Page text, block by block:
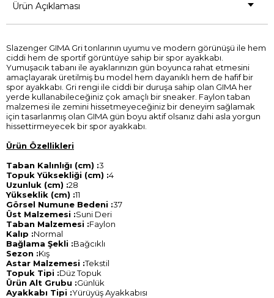
Ürün Açıklaması
Slazenger GIMA Gri tonlarının uyumu ve modern görünüşü ile hem
ciddi hem de sportif görüntüye sahip bir spor ayakkabı.
Yumuşacık tabanı ile ayaklarınızın gün boyunca rahat etmesini
amaçlayarak üretilmiş bu model hem dayanıklı hem de hafif bir
spor ayakkabı. Gri rengi ile ciddi bir duruşa sahip olan GIMA her
yerde kullanabileceğiniz çok amaçlı bir sneaker. Faylon taban
malzemesi ile zemini hissetmeyeceğiniz bir deneyim sağlamak
için tasarlanmış olan GIMA gün boyu aktif olsanız dahi asla yorgun
hissettirmeyecek bir spor ayakkabı.
Ürün Özellikleri
Taban Kalınlığı (cm) :3
Topuk Yüksekliği (cm) :4
Uzunluk (cm) :28
Yükseklik (cm) :11
Görsel Numune Bedeni :37
Üst Malzemesi :Suni Deri
Taban Malzemesi :Faylon
Kalıp :Normal
Bağlama Şekli :Bağcıklı
Sezon :Kış
Astar Malzemesi :Tekstil
Topuk Tipi :Düz Topuk
Ürün Alt Grubu :Günlük
Ayakkabı Tipi :Yürüyüş Ayakkabısı